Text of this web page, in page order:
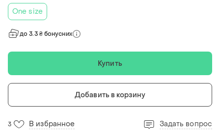
One size
до 3.3 ₴ бонусних
Купить
Добавить в корзину
3 В избранное Задать вопрос